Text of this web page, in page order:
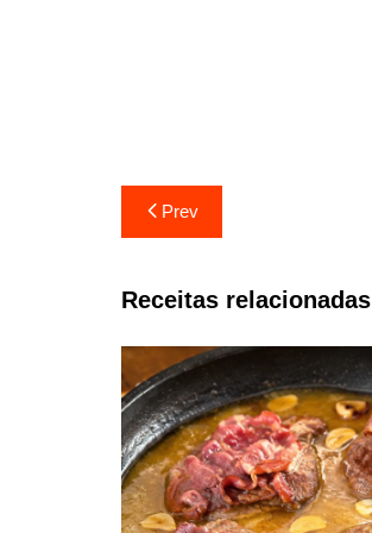
Navegação
de
artigos
Prev
Receitas relacionadas